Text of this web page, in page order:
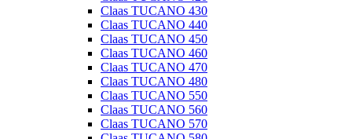
Claas TUCANO 430
Claas TUCANO 440
Claas TUCANO 450
Claas TUCANO 460
Claas TUCANO 470
Claas TUCANO 480
Claas TUCANO 550
Claas TUCANO 560
Claas TUCANO 570